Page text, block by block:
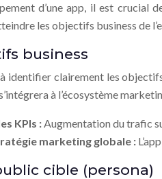
d’une app, il est crucial
les objectifs business de
business
identifier clairement les
à l’écosystème
KPIs :Augmentation du trafic
marketing globale :
cible (persona)